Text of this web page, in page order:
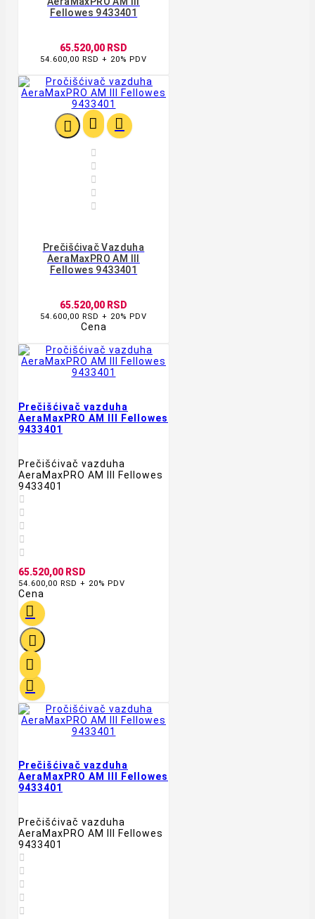
Fellowes 9433401
65.520,00 RSD
54.600,00 RSD + 20% PDV
  





Prečišćivač Vazduha
AeraMaxPRO AM III
Fellowes 9433401
65.520,00 RSD
54.600,00 RSD + 20% PDV
Cena
Prečišćivač vazduha
AeraMaxPRO AM III Fellowes
9433401
Prečišćivač vazduha
AeraMaxPRO AM III Fellowes
9433401





65.520,00 RSD
54.600,00 RSD + 20% PDV
Cena




Prečišćivač vazduha
AeraMaxPRO AM III Fellowes
9433401
Prečišćivač vazduha
AeraMaxPRO AM III Fellowes
9433401




